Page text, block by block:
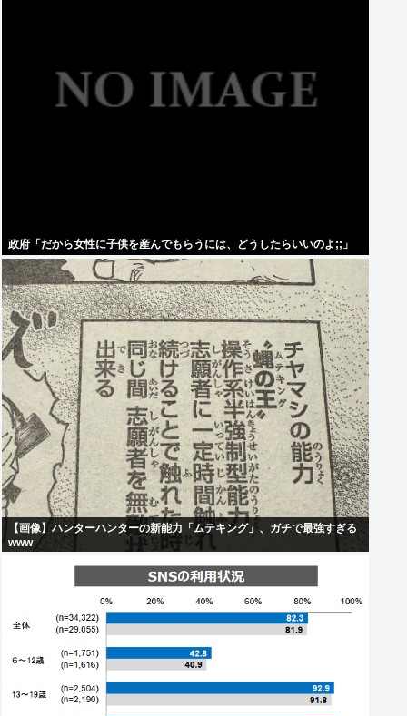
政府「だから女性に子供を産んでもらうには、どうしたらいいのよ;;」
【画像】ハンターハンターの新能力「ムテキング」、ガチで最強すぎる
www